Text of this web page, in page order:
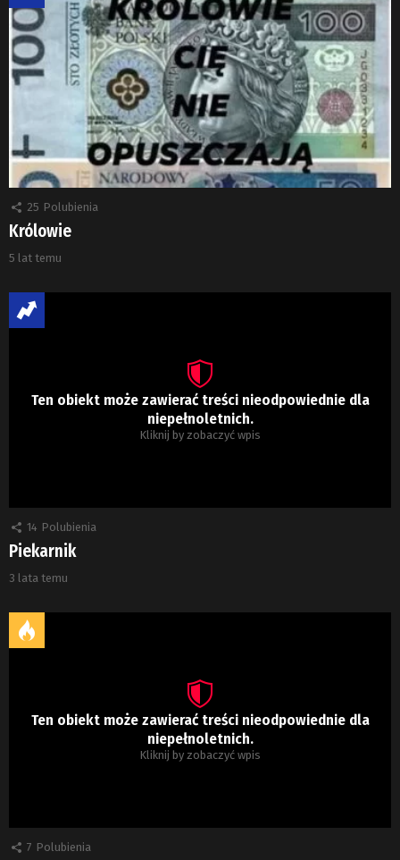
25 Polubienia
Królowie
5 lat temu
Ten obiekt może zawierać treści nieodpowiednie dla
niepełnoletnich.
Kliknij by zobaczyć wpis
14 Polubienia
Piekarnik
3 lata temu
Ten obiekt może zawierać treści nieodpowiednie dla
niepełnoletnich.
Kliknij by zobaczyć wpis
7 Polubienia